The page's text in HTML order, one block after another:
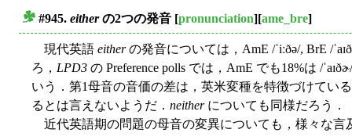
#945. eitherの2つの発音 [pronunciation][ame_bre]
現代英語 eitherの発音については，AmE /ˈiːðə/, BrE /
ろ， LPD3 の Preference polls では，AmE でも18%は /
いう．第1母音の音価の差は，英米変種を特徴づけてい
るとは言えないようだ． neitherについても同様だろう．
近代英語期の問題の母音の変異についても，様々な言